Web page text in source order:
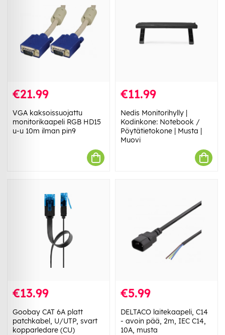
€21.99
VGA kaksoissuojattu
monitorikaapeli RGB HD15
u-u 10m ilman pin9
€11.99
Nedis Monitorihylly |
Kodinkone: Notebook /
Pöytätietokone | Musta |
Muovi
€13.99
Goobay CAT 6A platt
patchkabel, U/UTP, svart
kopparledare (CU)
€5.99
DELTACO laitekaapeli, C14
- avoin pää, 2m, IEC C14,
10A, musta